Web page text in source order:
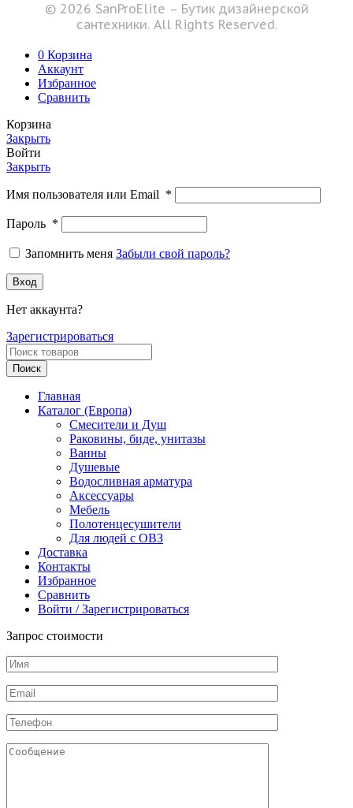
© 2026 SanProElite – Бутик дизайнерской
сантехники. All Rights Reserved.
0 Корзина
Аккаунт
Избранное
Сравнить
Корзина
Закрыть
Войти
Закрыть
Имя пользователя или Email *
Пароль *
Запомнить меня Забыли свой пароль?
Вход
Нет аккаунта?
Зарегистрироваться
Поиск
Главная
Каталог (Европа)
Смесители и Душ
Раковины, биде, унитазы
Ванны
Душевые
Водосливная арматура
Аксессуары
Мебель
Полотенцесушители
Для людей с ОВЗ
Доставка
Контакты
Избранное
Сравнить
Войти / Зарегистрироваться
Запрос стоимости